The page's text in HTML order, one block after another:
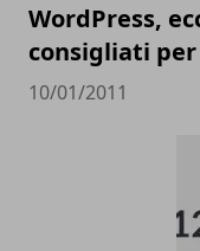
WordPress,
consigliati
10/01/2011